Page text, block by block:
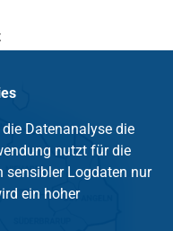
Datenanalyse die
nutzt für die
sensibler Logdaten nur
ein hoher